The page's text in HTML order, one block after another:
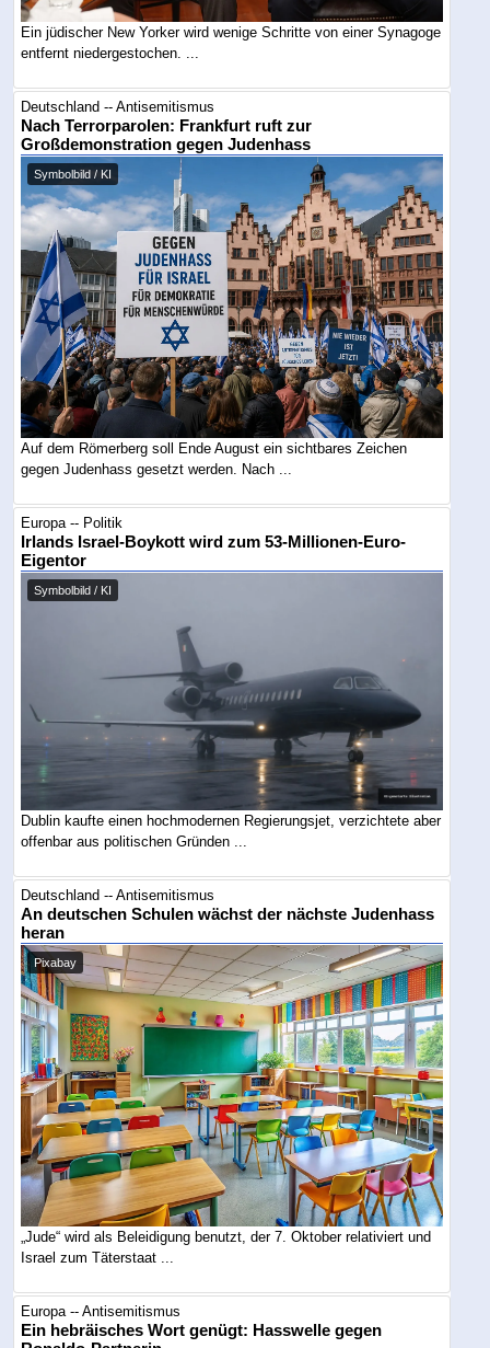
Ein jüdischer New Yorker wird wenige Schritte von einer Synagoge
entfernt niedergestochen. ...
Deutschland -- Antisemitismus
Nach Terrorparolen: Frankfurt ruft zur
Großdemonstration gegen Judenhass
Symbolbild / KI
Auf dem Römerberg soll Ende August ein sichtbares Zeichen
gegen Judenhass gesetzt werden. Nach ...
Europa -- Politik
Irlands Israel-Boykott wird zum 53-Millionen-Euro-
Eigentor
Symbolbild / KI
Dublin kaufte einen hochmodernen Regierungsjet, verzichtete aber
offenbar aus politischen Gründen ...
Deutschland -- Antisemitismus
An deutschen Schulen wächst der nächste Judenhass
heran
Pixabay
„Jude“ wird als Beleidigung benutzt, der 7. Oktober relativiert und
Israel zum Täterstaat ...
Europa -- Antisemitismus
Ein hebräisches Wort genügt: Hasswelle gegen